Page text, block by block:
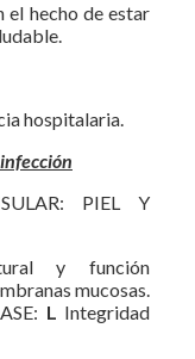
el hecho de estar
hospitalaria.
PIEL Y
y función
mucosas.
L Integridad